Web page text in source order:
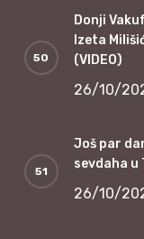
Donji
Izeta
(VIDEO)
26/10/
Još par
sevdaha u
26/10/